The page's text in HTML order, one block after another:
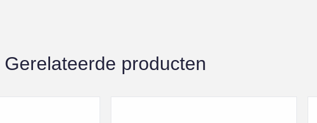
Gerelateerde producten